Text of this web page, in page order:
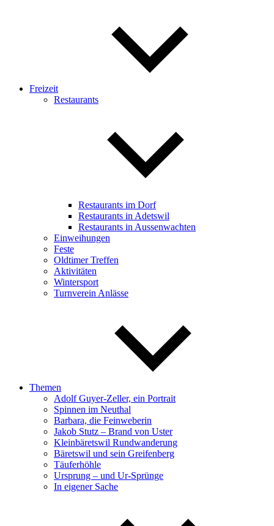
Freizeit
Restaurants
Restaurants im Dorf
Restaurants in Adetswil
Restaurants in Aussenwachten
Einweihungen
Feste
Oldtimer Treffen
Aktivitäten
Wintersport
Turnverein Anlässe
Themen
Adolf Guyer-Zeller, ein Portrait
Spinnen im Neuthal
Barbara, die Feinweberin
Jakob Stutz – Brand von Uster
Kleinbäretswil Rundwanderung
Bäretswil und sein Greifenberg
Täuferhöhle
Ursprung – und Ur-Sprünge
In eigener Sache